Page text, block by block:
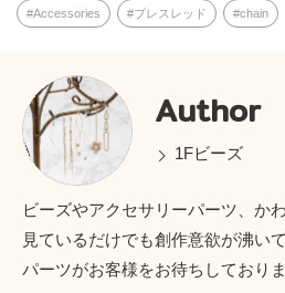
Accessories ブレスレッド chain
Author
1Fビーズ
ビーズやアクセサリーパーツ、か
見ているだけでも創作意欲が沸い
パーツがお客様をお待ちしておりま